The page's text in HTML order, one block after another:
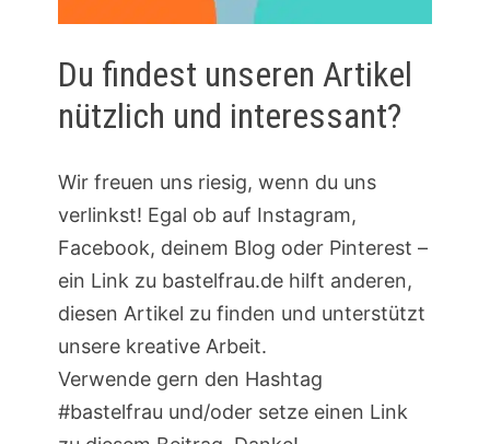
Du findest unseren Artikel
nützlich und interessant?
Wir freuen uns riesig, wenn du uns
verlinkst! Egal ob auf Instagram,
Facebook, deinem Blog oder Pinterest –
ein Link zu bastelfrau.de hilft anderen,
diesen Artikel zu finden und unterstützt
unsere kreative Arbeit.
Verwende gern den Hashtag
#bastelfrau und/oder setze einen Link